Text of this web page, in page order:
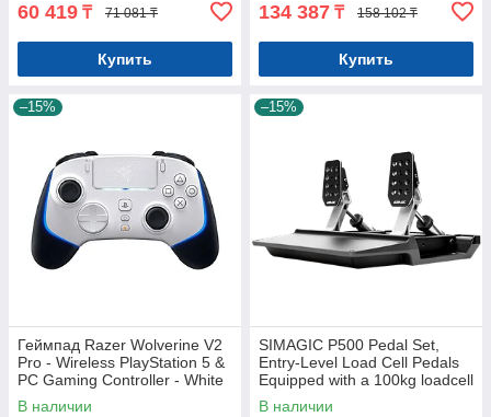
60 419 ₸ 71 081 ₸
Купить
134 387 ₸ 158 102 ₸
Купить
–15%
Геймпад Razer Wolverine V2
Pro - Wireless PlayStation 5 &
PC Gaming Controller - White
В наличии
–15%
SIMAGIC P500 Pedal Set,
Entry-Level Load Cell Pedals
Equipped with a 100kg loadcell
and a Hall angle sensor. P
В наличии